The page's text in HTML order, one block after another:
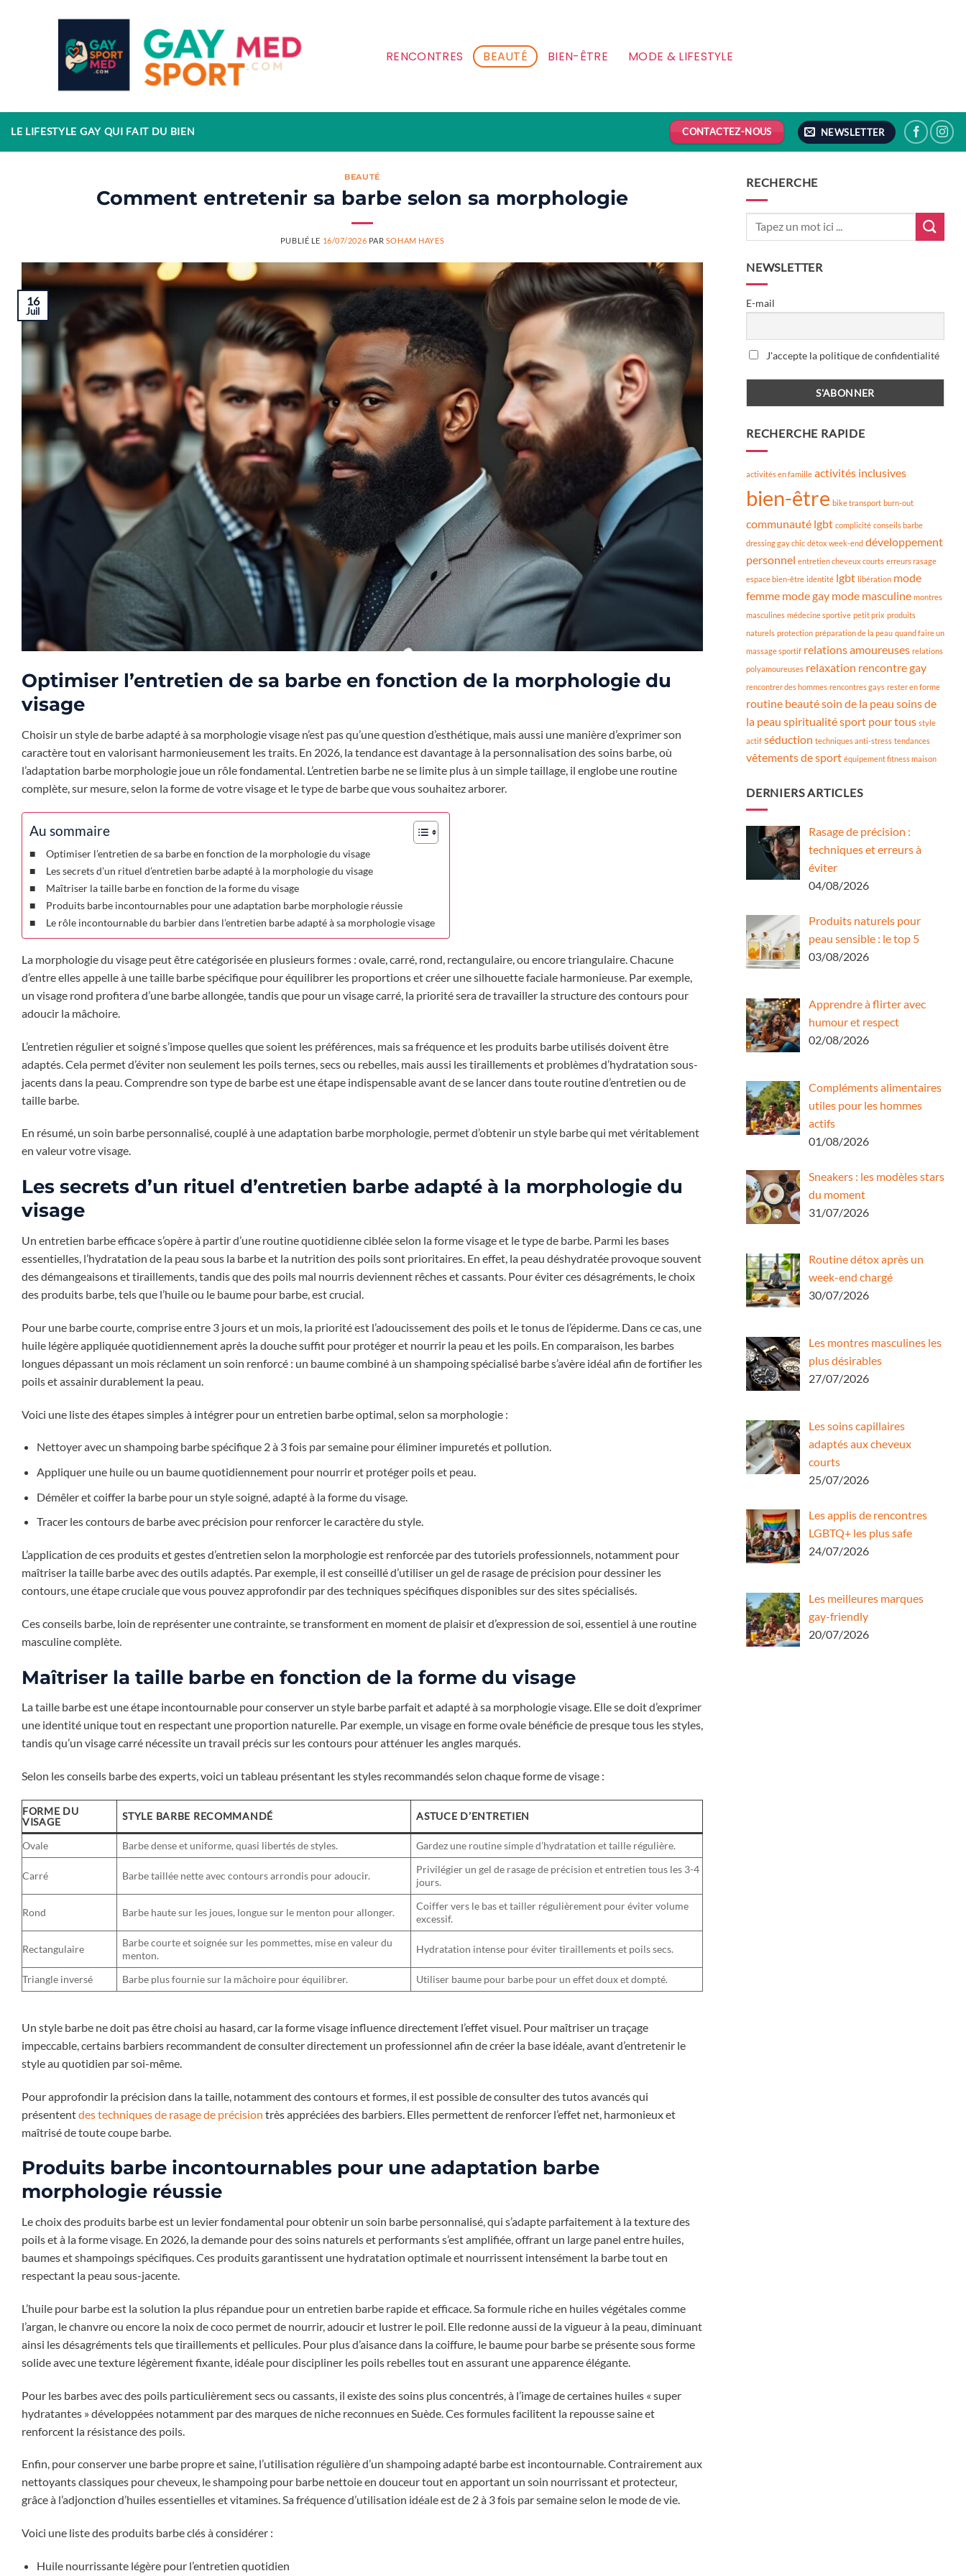
RENCONTRES BEAUTÉ BIEN-ÊTRE MODE & LIFESTYLE
LE LIFESTYLE GAY QUI FAIT DU BIEN CONTACTEZ-NOUS NEWSLETTER
BEAUTÉ
Comment entretenir sa barbe selon sa morphologie
PUBLIÉ LE 16/07/2026 PAR SOHAM HAYES
16
Juil
Optimiser l’entretien de sa barbe en fonction de la morphologie du
visage
Choisir un style de barbe adapté à sa morphologie visage n’est pas qu’une question d’esthétique, mais aussi une manière d’exprimer son
caractère tout en valorisant harmonieusement les traits. En 2026, la tendance est davantage à la personnalisation des soins barbe, où
l’adaptation barbe morphologie joue un rôle fondamental. L’entretien barbe ne se limite plus à un simple taillage, il englobe une routine
complète, sur mesure, selon la forme de votre visage et le type de barbe que vous souhaitez arborer.
Au sommaire
Optimiser l’entretien de sa barbe en fonction de la morphologie du visage
Les secrets d’un rituel d’entretien barbe adapté à la morphologie du visage
Maîtriser la taille barbe en fonction de la forme du visage
Produits barbe incontournables pour une adaptation barbe morphologie réussie
Le rôle incontournable du barbier dans l’entretien barbe adapté à sa morphologie visage
La morphologie du visage peut être catégorisée en plusieurs formes : ovale, carré, rond, rectangulaire, ou encore triangulaire. Chacune
d’entre elles appelle à une taille barbe spécifique pour équilibrer les proportions et créer une silhouette faciale harmonieuse. Par exemple,
un visage rond profitera d’une barbe allongée, tandis que pour un visage carré, la priorité sera de travailler la structure des contours pour
adoucir la mâchoire.
L’entretien régulier et soigné s’impose quelles que soient les préférences, mais sa fréquence et les produits barbe utilisés doivent être
adaptés. Cela permet d’éviter non seulement les poils ternes, secs ou rebelles, mais aussi les tiraillements et problèmes d’hydratation sous-
jacents dans la peau. Comprendre son type de barbe est une étape indispensable avant de se lancer dans toute routine d’entretien ou de
taille barbe.
En résumé, un soin barbe personnalisé, couplé à une adaptation barbe morphologie, permet d’obtenir un style barbe qui met véritablement
en valeur votre visage.
Les secrets d’un rituel d’entretien barbe adapté à la morphologie du
visage
Un entretien barbe efficace s’opère à partir d’une routine quotidienne ciblée selon la forme visage et le type de barbe. Parmi les bases
essentielles, l’hydratation de la peau sous la barbe et la nutrition des poils sont prioritaires. En effet, la peau déshydratée provoque souvent
des démangeaisons et tiraillements, tandis que des poils mal nourris deviennent rêches et cassants. Pour éviter ces désagréments, le choix
des produits barbe, tels que l’huile ou le baume pour barbe, est crucial.
Pour une barbe courte, comprise entre 3 jours et un mois, la priorité est l’adoucissement des poils et le tonus de l’épiderme. Dans ce cas, une
huile légère appliquée quotidiennement après la douche suffit pour protéger et nourrir la peau et les poils. En comparaison, les barbes
longues dépassant un mois réclament un soin renforcé : un baume combiné à un shampoing spécialisé barbe s’avère idéal afin de fortifier les
poils et assainir durablement la peau.
Voici une liste des étapes simples à intégrer pour un entretien barbe optimal, selon sa morphologie :
Nettoyer avec un shampoing barbe spécifique 2 à 3 fois par semaine pour éliminer impuretés et pollution.
Appliquer une huile ou un baume quotidiennement pour nourrir et protéger poils et peau.
Démêler et coiffer la barbe pour un style soigné, adapté à la forme du visage.
Tracer les contours de barbe avec précision pour renforcer le caractère du style.
L’application de ces produits et gestes d’entretien selon la morphologie est renforcée par des tutoriels professionnels, notamment pour
maîtriser la taille barbe avec des outils adaptés. Par exemple, il est conseillé d’utiliser un gel de rasage de précision pour dessiner les
contours, une étape cruciale que vous pouvez approfondir par des techniques spécifiques disponibles sur des sites spécialisés.
Ces conseils barbe, loin de représenter une contrainte, se transforment en moment de plaisir et d’expression de soi, essentiel à une routine
masculine complète.
Maîtriser la taille barbe en fonction de la forme du visage
La taille barbe est une étape incontournable pour conserver un style barbe parfait et adapté à sa morphologie visage. Elle se doit d’exprimer
une identité unique tout en respectant une proportion naturelle. Par exemple, un visage en forme ovale bénéficie de presque tous les styles,
tandis qu’un visage carré nécessite un travail précis sur les contours pour atténuer les angles marqués.
Selon les conseils barbe des experts, voici un tableau présentant les styles recommandés selon chaque forme de visage :
FORME DU
VISAGE
STYLE BARBE RECOMMANDÉ ASTUCE D’ENTRETIEN
Ovale Barbe dense et uniforme, quasi libertés de styles. Gardez une routine simple d’hydratation et taille régulière.
Carré Barbe taillée nette avec contours arrondis pour adoucir.
Privilégier un gel de rasage de précision et entretien tous les 3-4
jours.
Rond Barbe haute sur les joues, longue sur le menton pour allonger.
Coiffer vers le bas et tailler régulièrement pour éviter volume
excessif.
Rectangulaire
Barbe courte et soignée sur les pommettes, mise en valeur du
menton.
Hydratation intense pour éviter tiraillements et poils secs.
Triangle inversé Barbe plus fournie sur la mâchoire pour équilibrer. Utiliser baume pour barbe pour un effet doux et dompté.
Un style barbe ne doit pas être choisi au hasard, car la forme visage influence directement l’effet visuel. Pour maîtriser un traçage
impeccable, certains barbiers recommandent de consulter directement un professionnel afin de créer la base idéale, avant d’entretenir le
style au quotidien par soi-même.
Pour approfondir la précision dans la taille, notamment des contours et formes, il est possible de consulter des tutos avancés qui
présententdes techniques de rasage de précision très appréciées des barbiers. Elles permettent de renforcer l’effet net, harmonieux et
maîtrisé de toute coupe barbe.
Produits barbe incontournables pour une adaptation barbe
morphologie réussie
Le choix des produits barbe est un levier fondamental pour obtenir un soin barbe personnalisé, qui s’adapte parfaitement à la texture des
poils et à la forme visage. En 2026, la demande pour des soins naturels et performants s’est amplifiée, offrant un large panel entre huiles,
baumes et shampoings spécifiques. Ces produits garantissent une hydratation optimale et nourrissent intensément la barbe tout en
respectant la peau sous-jacente.
L’huile pour barbe est la solution la plus répandue pour un entretien barbe rapide et efficace. Sa formule riche en huiles végétales comme
l’argan, le chanvre ou encore la noix de coco permet de nourrir, adoucir et lustrer le poil. Elle redonne aussi de la vigueur à la peau, diminuant
ainsi les désagréments tels que tiraillements et pellicules. Pour plus d’aisance dans la coiffure, le baume pour barbe se présente sous forme
solide avec une texture légèrement fixante, idéale pour discipliner les poils rebelles tout en assurant une apparence élégante.
Pour les barbes avec des poils particulièrement secs ou cassants, il existe des soins plus concentrés, à l’image de certaines huiles « super
hydratantes » développées notamment par des marques de niche reconnues en Suède. Ces formules facilitent la repousse saine et
renforcent la résistance des poils.
Enfin, pour conserver une barbe propre et saine, l’utilisation régulière d’un shampoing adapté barbe est incontournable. Contrairement aux
nettoyants classiques pour cheveux, le shampoing pour barbe nettoie en douceur tout en apportant un soin nourrissant et protecteur,
grâce à l’adjonction d’huiles essentielles et vitamines. Sa fréquence d’utilisation idéale est de 2 à 3 fois par semaine selon le mode de vie.
Voici une liste des produits barbe clés à considérer :
Huile nourrissante légère pour l’entretien quotidien
RECHERCHE
NEWSLETTER
E-mail
J'accepte la politique de confidentialité
RECHERCHE RAPIDE
activités en famille activités inclusives
bien-être bike transport burn-out
communauté lgbt complicité conseils barbe
dressing gay chic détox week-end développement
personnel entretien cheveux courts erreurs rasage
espace bien-être identité lgbt libération mode
femme mode gay mode masculine montres
masculines médecine sportive petit prix produits
naturels protection préparation de la peau quand faire un
massage sportif relations amoureuses relations
polyamoureuses relaxation rencontre gay
rencontrer des hommes rencontres gays rester en forme
routine beautésoin de la peau soins de
la peau spiritualitésport pour tous style
actif séduction techniques anti-stress tendances
vêtements de sport équipement fitness maison
DERNIERS ARTICLES
Rasage de précision :
techniques et erreurs à
éviter
04/08/2026
Produits naturels pour
peau sensible : le top 5
03/08/2026
Apprendre à flirter avec
humour et respect
02/08/2026
Compléments alimentaires
utiles pour les hommes
actifs
01/08/2026
Sneakers : les modèles stars
du moment
31/07/2026
Routine détox après un
week-end chargé
30/07/2026
Les montres masculines les
plus désirables
27/07/2026
Les soins capillaires
adaptés aux cheveux
courts
25/07/2026
Les applis de rencontres
LGBTQ+ les plus safe
24/07/2026
Les meilleures marques
gay-friendly
20/07/2026